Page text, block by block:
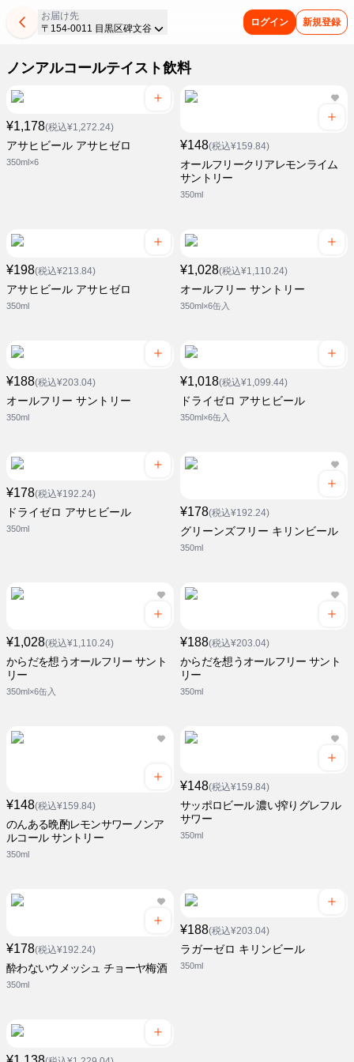
お届け先
〒154-0011 目黒区碑文谷
ログイン 新規登録
ノンアルコールテイスト飲料
¥1,178(税込¥1,272.24)
アサヒビール アサヒゼロ
350ml×6
¥148(税込¥159.84)
オールフリークリアレモンライム
サントリー
350ml
¥198(税込¥213.84)
アサヒビール アサヒゼロ
350ml
¥1,028(税込¥1,110.24)
オールフリー サントリー
350ml×6缶入
¥188(税込¥203.04)
オールフリー サントリー
350ml
¥1,018(税込¥1,099.44)
ドライゼロ アサヒビール
350ml×6缶入
¥178(税込¥192.24)
ドライゼロ アサヒビール
350ml
¥178(税込¥192.24)
グリーンズフリー キリンビール
350ml
¥1,028(税込¥1,110.24)
からだを想うオールフリー サント
リー
350ml×6缶入
¥188(税込¥203.04)
からだを想うオールフリー サント
リー
350ml
¥148(税込¥159.84)
のんある晩酌レモンサワーノンア
ルコール サントリー
350ml
¥148(税込¥159.84)
サッポロビール 濃い搾りグレフル
サワー
350ml
¥178(税込¥192.24)
酔わないウメッシュ チョーヤ梅酒
350ml
¥188(税込¥203.04)
ラガーゼロ キリンビール
350ml